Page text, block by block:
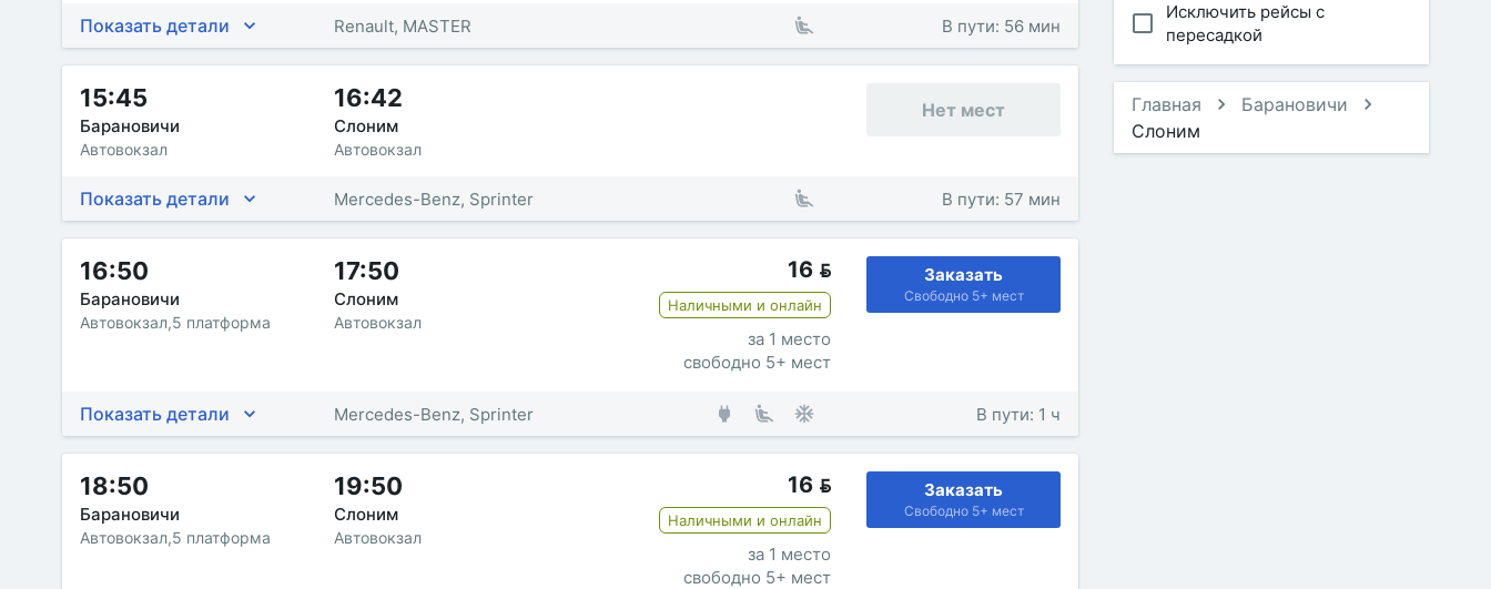
Показать детали Renault, MASTER В пути: 56 мин
15:45
Барановичи
Автовокзал
16:42
Слоним
Автовокзал
Нет мест
Показать детали Mercedes-Benz, Sprinter В пути: 57 мин
16:50
Барановичи
Автовокзал,5 платформа
17:50
Слоним
Автовокзал
16 
Наличными и онлайн
за 1 место
свободно 5+ мест
Заказать
Свободно 5+ мест
Показать детали Mercedes-Benz, Sprinter В пути: 1 ч
18:50
Барановичи
Автовокзал,5 платформа
19:50
Слоним
Автовокзал
16 
Наличными и онлайн
за 1 место
свободно 5+ мест
Заказать
Свободно 5+ мест
Исключить рейсы с
пересадкой
Главная
Барановичи
Слоним